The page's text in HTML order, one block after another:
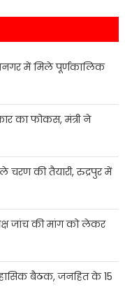
में मिले पूर्णकालिक
का फोकस, मंत्री ने
चरण की तैयारी, रुद्रपुर में
जांच की मांग को लेकर
बैठक, जनहित के 15